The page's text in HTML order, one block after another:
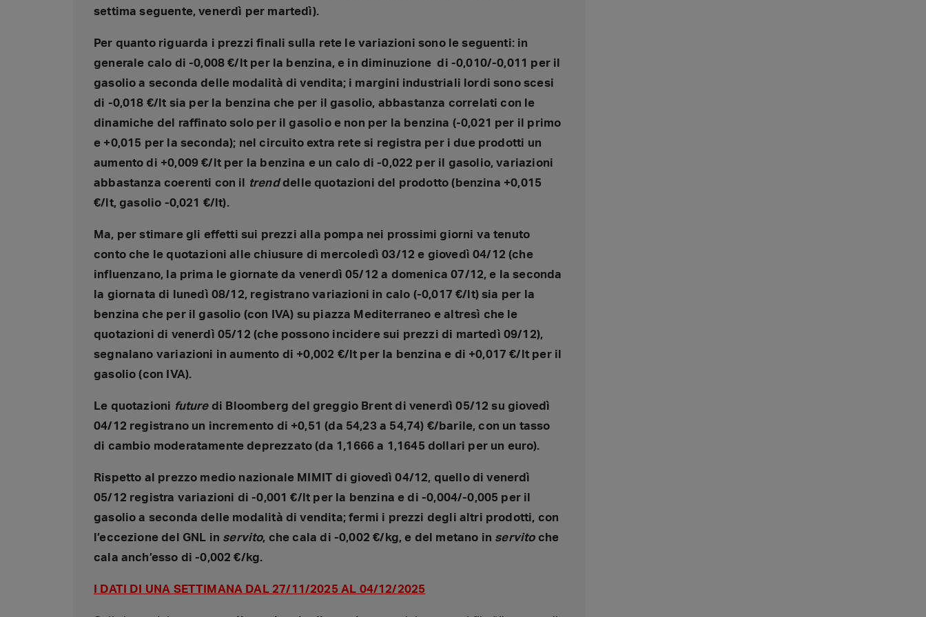
settima seguente, venerdì per martedì).
Per quanto riguarda i prezzi finali sulla rete le variazioni sono le seguenti: in
generale calo di -0,008 €/lt per la benzina, e in diminuzione di -0,010/-0,011 per il
gasolio a seconda delle modalità di vendita; i margini industriali lordi sono scesi
di -0,018 €/lt sia per la benzina che per il gasolio, abbastanza correlati con le
dinamiche del raffinato solo per il gasolio e non per la benzina (-0,021 per il primo
e +0,015 per la seconda); nel circuito extra rete si registra per i due prodotti un
aumento di +0,009 €/lt per la benzina e un calo di -0,022 per il gasolio, variazioni
abbastanza coerenti con il
trenddelle quotazioni del prodotto (benzina +0,015
€/lt, gasolio -0,021 €/lt).
Ma, per stimare gli effetti sui prezzi alla pompa nei prossimi giorni va tenuto
conto che le quotazioni alle chiusure di mercoledì 03/12 e giovedì 04/12 (che
influenzano, la prima le giornate da venerdì 05/12 a domenica 07/12, e la seconda
la giornata di lunedì 08/12, registrano variazioni in calo (-0,017 €/lt) sia per la
benzina che per il gasolio (con IVA) su piazza Mediterraneo e altresì che le
quotazioni di venerdì 05/12 (che possono incidere sui prezzi di martedì 09/12),
segnalano variazioni in aumento di +0,002 €/lt per la benzina e di +0,017 €/lt per il
gasolio (con IVA).
Le quotazioni futuredi Bloomberg del greggio Brent di venerdì 05/12 su giovedì
04/12 registrano un incremento di +0,51 (da 54,23 a 54,74) €/barile, con un tasso
di cambio moderatamente deprezzato (da 1,1666 a 1,1645 dollari per un euro).
Rispetto al prezzo medio nazionale MIMIT di giovedì 04/12, quello di venerdì
05/12 registra variazioni di -0,001 €/lt per la benzina e di -0,004/-0,005 per il
gasolio a seconda delle modalità di vendita; fermi i prezzi degli altri prodotti, con
l’eccezione del GNL in servito, che cala di -0,002 €/kg, e del metano in servito che
cala anch’esso di -0,002 €/kg.
I DATI DI UNA SETTIMANA DAL 27/11/2025 AL 04/12/2025